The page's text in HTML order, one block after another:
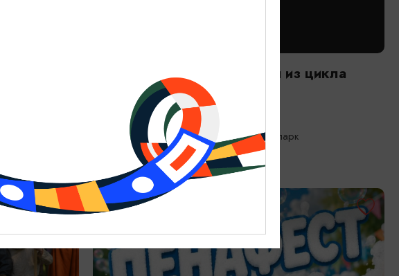
Следы времени. Экскурсия из цикла
«Другой зоопарк»
08.08.2026 10:00
Калининград, Калининградский зоопарк
БЕСПЛАТНО